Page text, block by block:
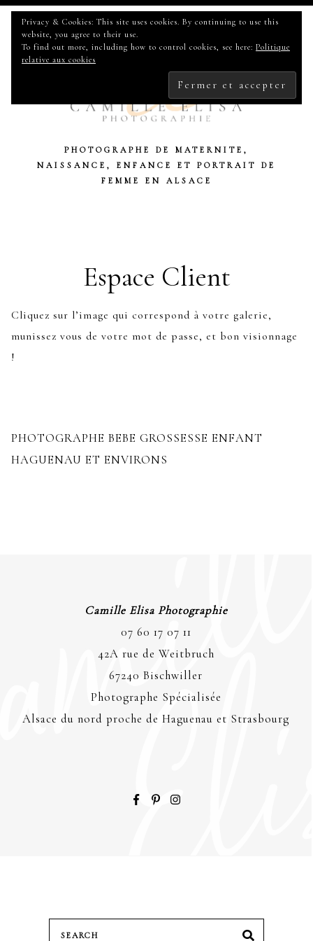
RECHERCHER :
PHOTOGRAPHE DE MATERNITE,
NAISSANCE, ENFANCE ET PORTRAIT DE
FEMME EN ALSACE
content
Espace Client
Cliquez sur l’image qui correspond à votre galerie,
munissez vous de votre mot de passe, et bon visionnage
!
PHOTOGRAPHE BEBE GROSSESSE ENFANT
HAGUENAU ET ENVIRONS
Camille Elisa Photographie
07 60 17 07 11
42A rue de Weitbruch
67240 Bischwiller
Photographe Spécialisée
Alsace du nord proche de Haguenau et Strasbourg
Search SEARCH
Privacy & Cookies: This site uses cookies. By continuing to use this
website, you agree to their use.
To find out more, including how to control cookies, see here: Politique
relative aux cookies